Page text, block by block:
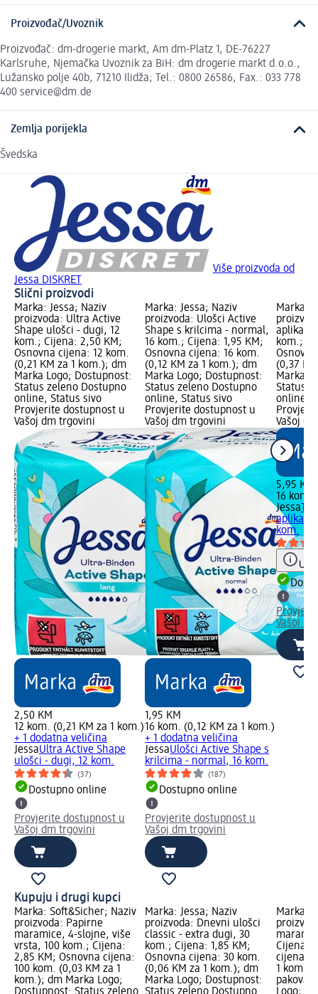
Proizvođač/Uvoznik
Proizvođač: dm-drogerie markt, Am dm-Platz 1, DE-76227
Karlsruhe, Njemačka Uvoznik za BiH: dm drogerie markt d.o.o.,
Lužansko polje 40b, 71210 Ilidža; Tel.: 0800 26586, Fax.: 033 778
400 service@dm.de
Zemlja porijekla
Švedska
Više proizvoda od
Jessa DISKRET
Slični proizvodi
Marka: Jessa; Naziv
proizvoda: Ultra Active
Shape ulošci - dugi, 12
kom.; Cijena: 2,50 KM;
Osnovna cijena: 12 kom.
(0,21 KM za 1 kom.); dm
Marka Logo; Dostupnost:
Status zeleno Dostupno
online, Status sivo
Provjerite dostupnost u
Vašoj dm trgovini
2,50 KM
12 kom. (0,21 KM za 1 kom.)
+ 1 dodatna veličina
JessaUltra Active Shape
ulošci - dugi, 12 kom.
(37)
Dostupno online
Provjerite dostupnost u
Vašoj dm trgovini
Marka: Jessa; Naziv
proizvoda: Ulošci Active
Shape s krilcima - normal,
16 kom.; Cijena: 1,95 KM;
Osnovna cijena: 16 kom.
(0,12 KM za 1 kom.); dm
Marka Logo; Dostupnost:
Status zeleno Dostupno
online, Status sivo
Provjerite dostupnost u
Vašoj dm trgovini
1,95 KM
16 kom. (0,12 KM za 1 kom.)
+ 1 dodatna veličina
JessaUlošci Active Shape s
krilcima - normal, 16 kom.
(187)
Dostupno online
Provjerite dostupnost u
Vašoj dm trgovini
Marka:
kom.;
(0,37
Marka
Status
online,
Vašoj
5,95 KM
16 kom.
Jessa
kom.
Vašoj
Kupuju i drugi kupci
Marka: Soft&Sicher; Naziv
proizvoda: Papirne
maramice, 4-slojne, više
vrsta, 100 kom.; Cijena:
2,85 KM; Osnovna cijena:
100 kom. (0,03 KM za 1
kom.); dm Marka Logo;
Marka: Jessa; Naziv
proizvoda: Dnevni ulošci
classic - extra dugi, 30
kom.; Cijena: 1,85 KM;
Osnovna cijena: 30 kom.
(0,06 KM za 1 kom.); dm
Marka Logo; Dostupnost:
Marka:
Cijena:
cijena:
1 kom.);